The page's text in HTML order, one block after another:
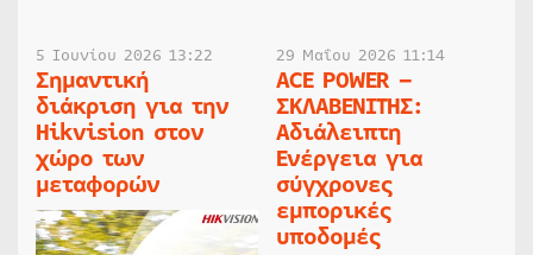
5 Ιουνίου 2026 13:22
Σημαντική
διάκριση για την
Hikvision στον
χώρο των
μεταφορών
29 Μαΐου 2026 11:14
ACE POWER –
ΣΚΛΑΒΕΝΙΤΗΣ:
Αδιάλειπτη
Ενέργεια για
σύγχρονες
εμπορικές
υποδομές